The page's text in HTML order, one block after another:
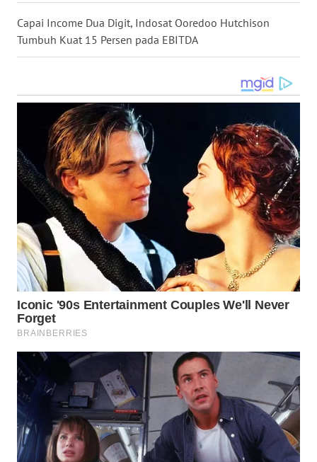
Capai Income Dua Digit, Indosat Ooredoo Hutchison
Tumbuh Kuat 15 Persen pada EBITDA
WN
LANGKAT
SELATAN
WN
TANJUNG
LESUNG
WN
KARO
WN
SIMALUNGUN
WN
LABUHANBATU
TAPANULI
TENGAH
WN DELI
SERDANG